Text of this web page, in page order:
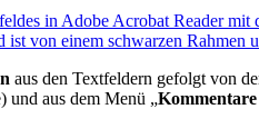
aus den Textfeldern gefolgt von
und aus dem Menü „Kommentare